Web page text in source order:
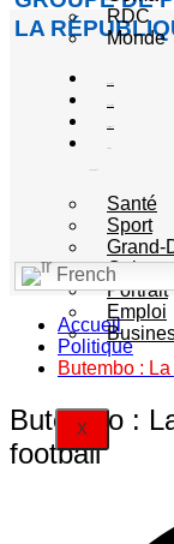
LA
RDC
Monde
Santé
Sport
Grand-
Culture
Portrait
Emploi
X
French
Accueil
Politique
Butembo :
Butembo :
football